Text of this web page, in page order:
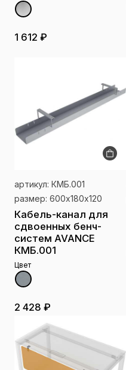
1 612 ₽
артикул: КМБ.001
размер: 600х180х120
Кабель-канал для
сдвоенных бенч-
систем AVANCE
КМБ.001
Цвет
2 428 ₽